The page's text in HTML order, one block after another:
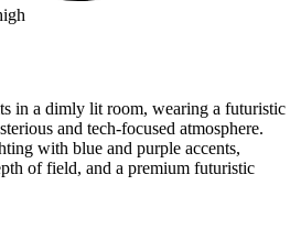
in a dimly lit room, wearing a futuristic
and tech-focused atmosphere.
with blue and purple accents,
of field, and a premium futuristic